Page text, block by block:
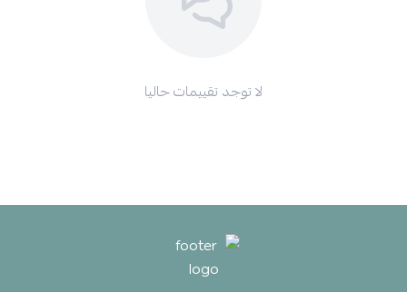
لا توجد تقييمات حاليا